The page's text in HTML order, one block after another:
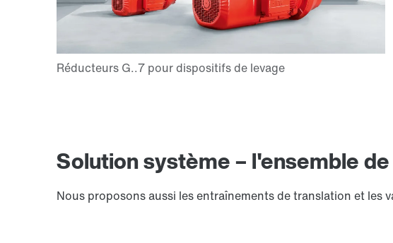
Solution système – l'ensemble
Nous proposons aussi les entraînements de translation et les